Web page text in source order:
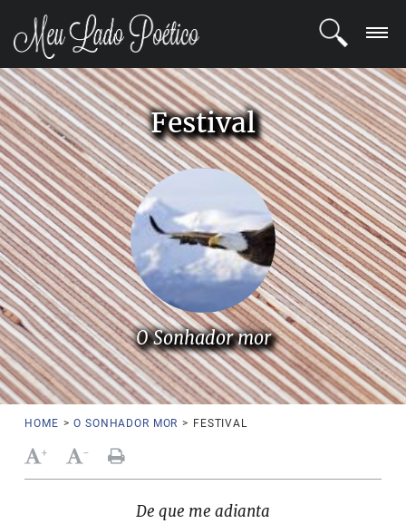
LOGIN
REGISTRO
POETAS
BLOG
COMUNIDADE
Festival
O Sonhador mor
HOME > O SONHADOR MOR > FESTIVAL
+ -
De que me adianta